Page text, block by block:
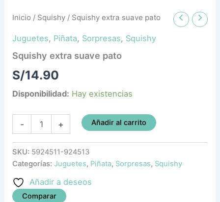
Inicio / Squishy / Squishy extra suave pato
Juguetes, Piñata, Sorpresas, Squishy
Squishy extra suave pato
S/14.90
Disponibilidad: Hay existencias
- + Añadir al carrito
SKU: 5924511-924513
Categorías:Juguetes, Piñata, Sorpresas, Squishy
Añadir a deseos
Comparar